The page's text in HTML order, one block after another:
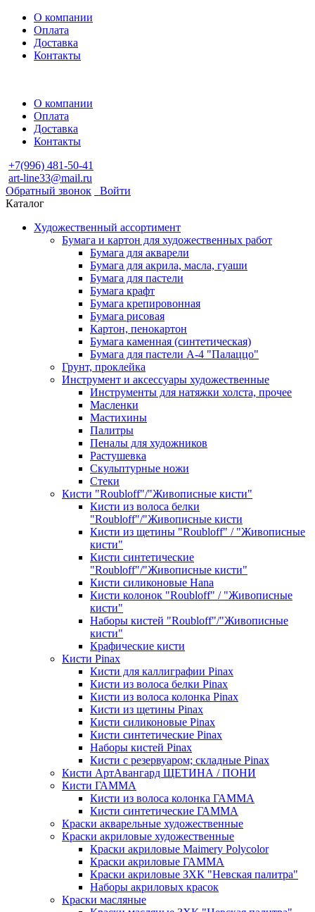
О компании
Оплата
Доставка
Контакты
О компании
Оплата
Доставка
Контакты
+7(996) 481-50-41
art-line33@mail.ru
Обратный звонок
Войти
Каталог
Художественный ассортимент
Бумага и картон для художественных работ
Бумага для акварели
Бумага для акрила, масла, гуаши
Бумага для пастели
Бумага крафт
Бумага крепировонная
Бумага рисовая
Картон, пенокартон
Бумага каменная (синтетическая)
Бумага для пастели А-4 "Палаццо"
Грунт, проклейка
Инструмент и аксессуары художественные
Инструменты для натяжки холста, прочее
Масленки
Мастихины
Палитры
Пеналы для художников
Растушевка
Скульптурные ножи
Стеки
Кисти "Roubloff"/"Живописные кисти"
Кисти из волоса белки
"Roubloff"/"Живописные кисти
Кисти из щетины "Roubloff" / "Живописные
кисти"
Кисти синтетические
"Roubloff"/"Живописные кисти"
Кисти силиконовые Hana
Кисти колонок "Roubloff" / "Живописные
кисти"
Наборы кистей "Roubloff"/"Живописные
кисти"
Крафические кисти
Кисти Pinax
Кисти для каллиграфии Pinax
Кисти из волоса белки Pinax
Кисти из волоса колонка Pinax
Кисти из щетины Pinax
Кисти силиконовые Pinax
Кисти синтетические Pinax
Наборы кистей Pinax
Кисти с резервуаром; складные Pinax
Кисти АртАвангард ЩЕТИНА / ПОНИ
Кисти ГАММА
Кисти из волоса колонка ГАММА
Кисти синтетические ГАММА
Краски акварельные художественные
Краски акриловые художественные
Краски акриловые Maimery Polycolor
Краски акриловые ГАММА
Краски акриловые ЗХК "Невская палитра"
Наборы акриловых красок
Краски масляные